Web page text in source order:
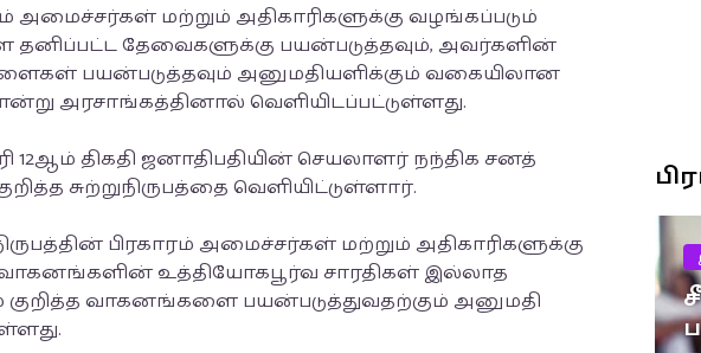
அமைச்சர்கள் மற்றும் அதிகாரிகளுக்கு வழங்கப்படும்
தேவைகளுக்கு பயன்படுத்தவும், அவர்களின்
பயன்படுத்தவும் அனுமதியளிக்கும் வகையிலான
அரசாங்கத்தினால் வெளியிடப்பட்டுள்ளது.
12ஆம் திகதி ஜனாதிபதியின் செயலாளர் நந்திக சனத்
சுற்றுநிருபத்தை வெளியிட்டுள்ளார்.
பிரகாரம் அமைச்சர்கள் மற்றும் அதிகாரிகளுக்கு
உத்தியோகபூர்வ சாரதிகள் இல்லாத
குறித்த வாகனங்களை பயன்படுத்துவதற்கும் அனுமதி